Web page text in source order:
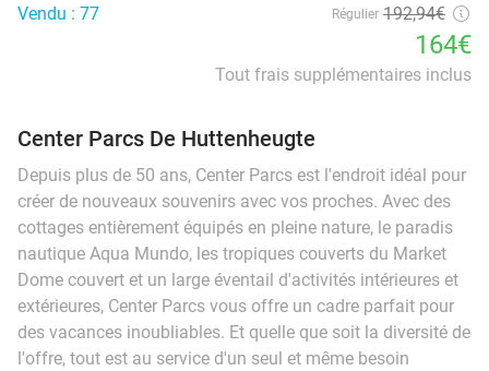
Vendu : 77
Régulier 192,94€
164€
Tout frais supplémentaires inclus
Center Parcs De Huttenheugte
Depuis plus de 50 ans, Center Parcs est l'endroit idéal pour
créer de nouveaux souvenirs avec vos proches. Avec des
cottages entièrement équipés en pleine nature, le paradis
nautique Aqua Mundo, les tropiques couverts du Market
Dome couvert et un large éventail d'activités intérieures et
extérieures, Center Parcs vous offre un cadre parfait pour
des vacances inoubliables. Et quelle que soit la diversité de
l'offre, tout est au service d'un seul et même besoin